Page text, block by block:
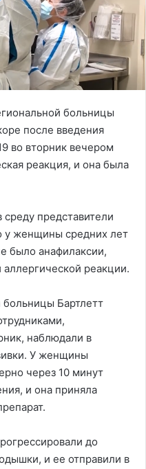
больницы
после введения
во вторник вечером
реакция, и она была
представители
у женщины средних лет
было анафилаксии,
реакции.
больницы Бартлетт
наблюдали в
У женщины
через 10 минут
и она приняла
до
и ее отправили в